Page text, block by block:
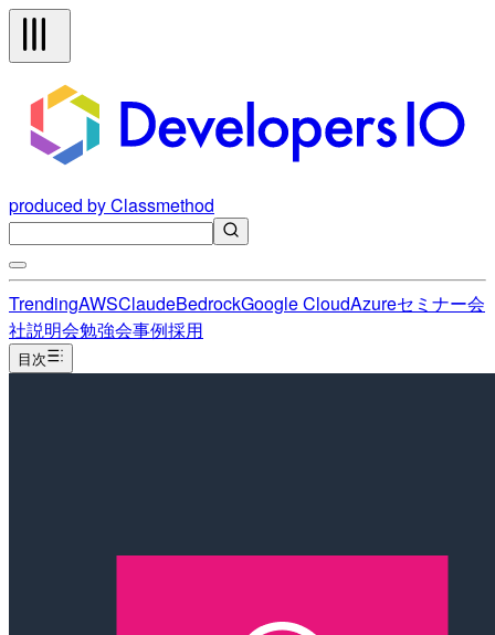
produced by Classmethod
TrendingAWSClaudeBedrockGoogle CloudAzureセミナー会
社説明会勉強会事例採用
目次